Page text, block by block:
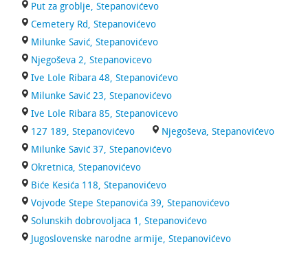
Put za groblje, Stepanovićevo
Cemetery Rd, Stepanovićevo
Milunke Savić, Stepanovićevo
Njegoševa 2, Stepanovicevo
Ive Lole Ribara 48, Stepanovićevo
Milunke Savić 23, Stepanovićevo
Ive Lole Ribara 85, Stepanovicevo
127 189, Stepanovićevo
Njegoševa, Stepanovićevo
Milunke Savić 37, Stepanovićevo
Okretnica, Stepanovićevo
Biće Kesića 118, Stepanovićevo
Vojvode Stepe Stepanovića 39, Stepanovićevo
Solunskih dobrovoljaca 1, Stepanovićevo
Jugoslovenske narodne armije, Stepanovićevo